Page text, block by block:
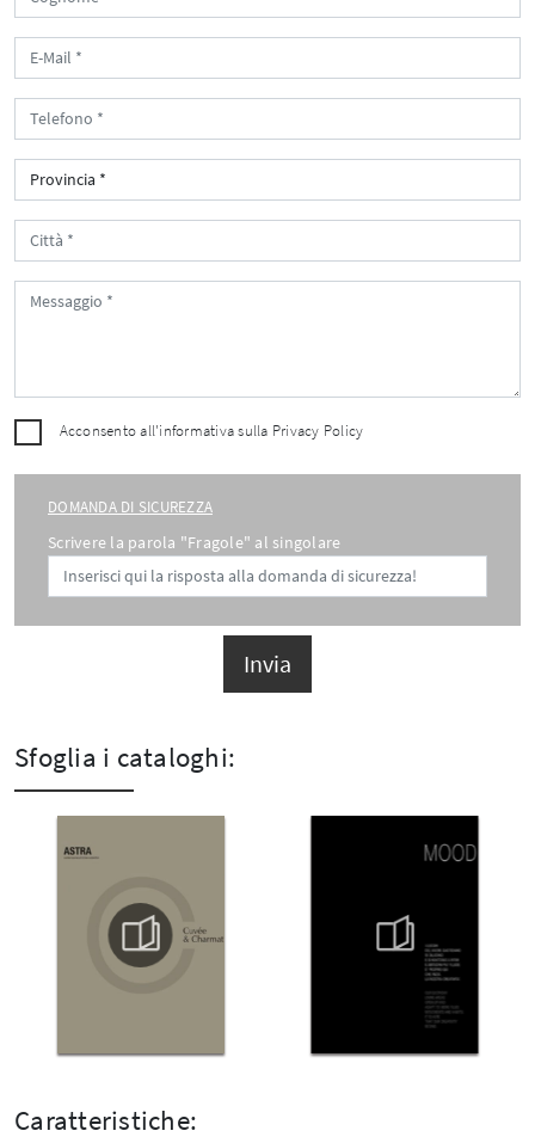
Acconsento all'informativa sulla Privacy Policy
DOMANDA DI SICUREZZA
Scrivere la parola "Fragole" al singolare
Invia
Sfoglia i cataloghi:
Caratteristiche: